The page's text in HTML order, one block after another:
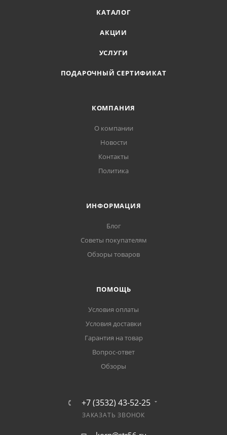
КАТАЛОГ
АКЦИИ
УСЛУГИ
ПОДАРОЧНЫЙ СЕРТИФИКАТ
КОМПАНИЯ
О компании
Новости
Контакты
Политика
ИНФОРМАЦИЯ
Блог
Советы покупателям
Обзоры товаров
ПОМОЩЬ
Условия оплаты
Условия доставки
Гарантия на товар
Вопрос-ответ
Обзоры
+7 (3532) 43-52-25
ЗАКАЗАТЬ ЗВОНОК